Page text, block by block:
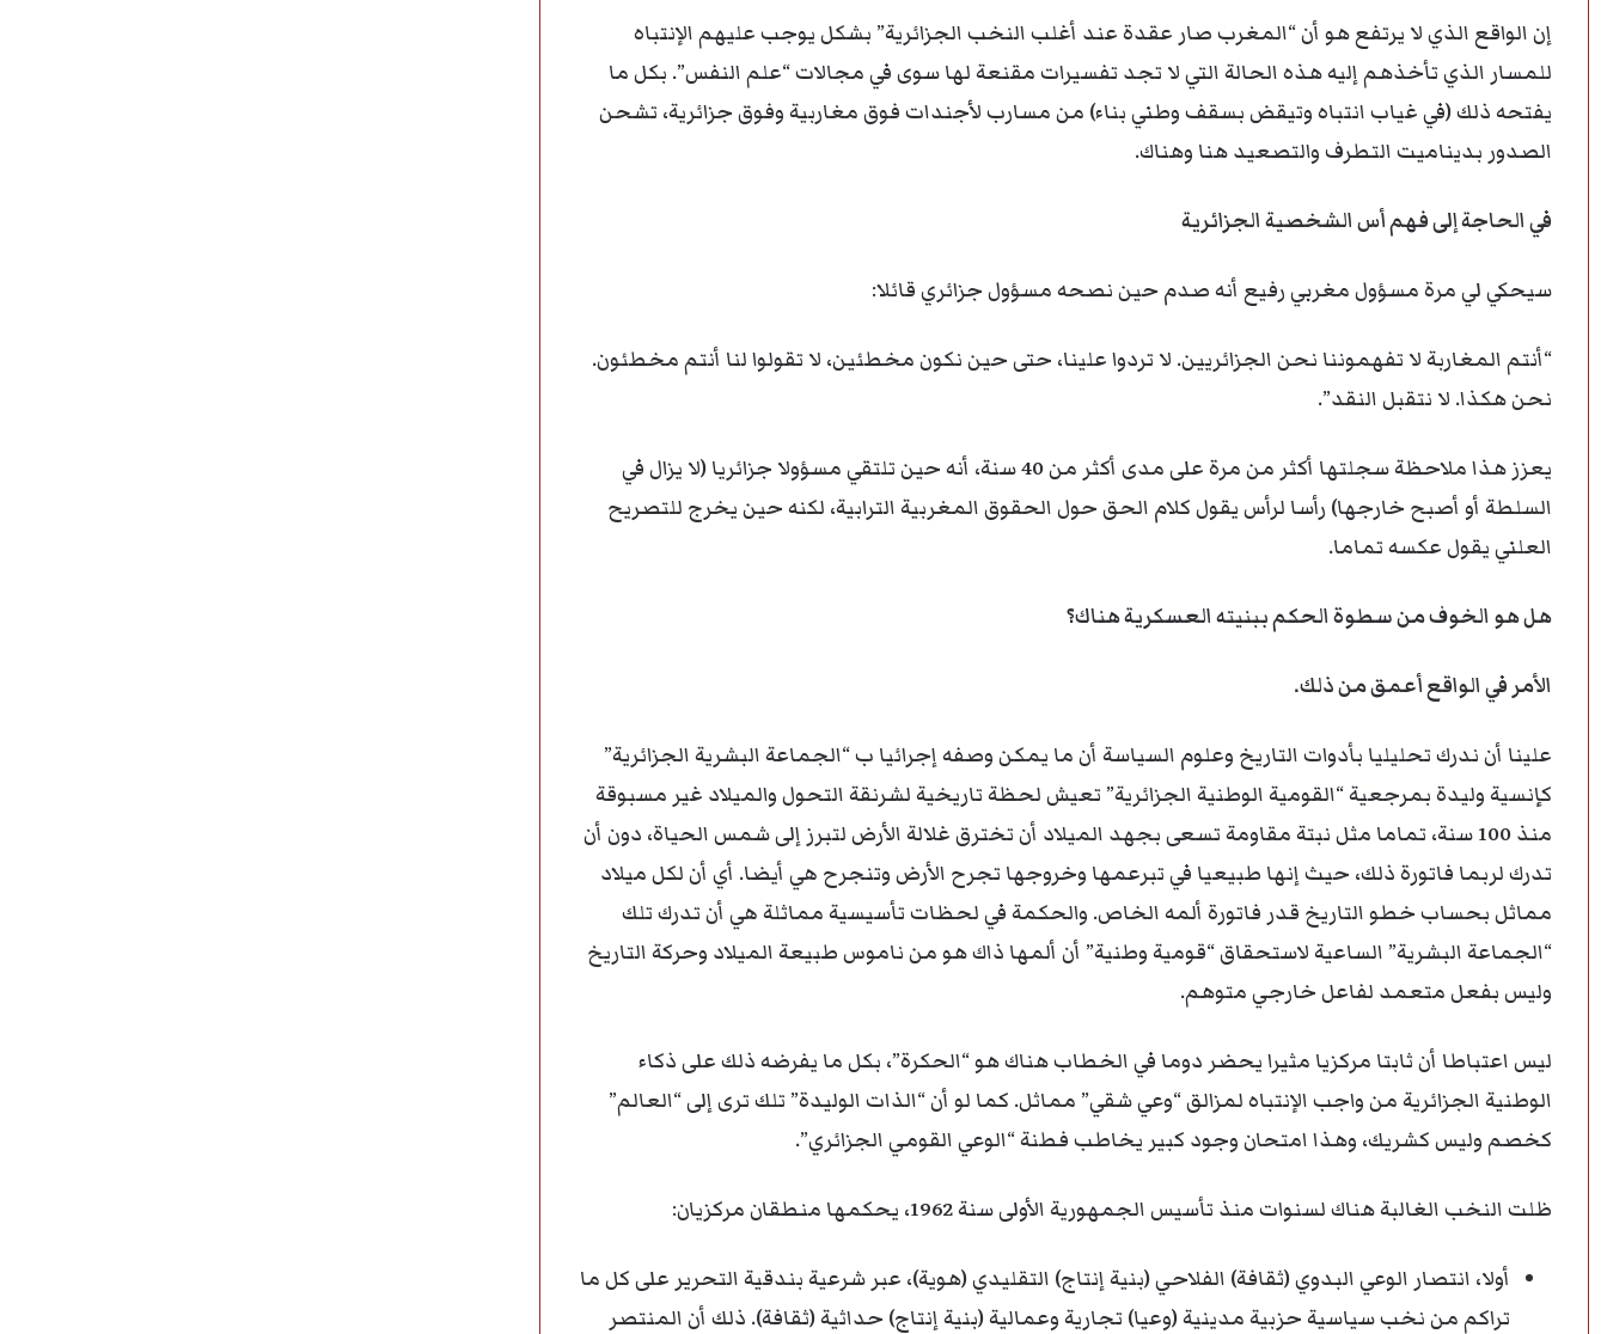
إن الواقع الذي لا يرتفع هو أن “المغرب صار عقدة عند أغلب النخب الجزائرية” بشكل يوجب عليهم الإنتباه
للمسار الذي تأخذهم إليه هذه الحالة التي لا تجد تفسيرات مقنعة لها سوى في مجالات “علم النفس”. بكل ما
يفتحه ذلك (في غياب انتباه وتيقض بسقف وطني بناء) من مسارب لأجندات فوق مغاربية وفوق جزائرية، تشحن
الصدور بديناميت التطرف والتصعيد هنا وهناك.
في الحاجة إلى فهم أس الشخصية الجزائرية
سيحكي لي مرة مسؤول مغربي رفيع أنه صدم حين نصحه مسؤول جزائري قائلا:
“أنتم المغاربة لا تفهموننا نحن الجزائريين. لا تردوا علينا، حتى حين نكون مخطئين، لا تقولوا لنا أنتم مخطئون.
نحن هكذا. لا نتقبل النقد”.
يعزز هذا ملاحظة سجلتها أكثر من مرة على مدى أكثر من 40 سنة، أنه حين تلتقي مسؤولا جزائريا (لا يزال في
السلطة أو أصبح خارجها) رأسا لرأس يقول كلام الحق حول الحقوق المغربية الترابية، لكنه حين يخرج للتصريح
العلني يقول عكسه تماما.
هل هو الخوف من سطوة الحكم ببنيته العسكرية هناك؟
الأمر في الواقع أعمق من ذلك.
علينا أن ندرك تحليليا بأدوات التاريخ وعلوم السياسة أن ما يمكن وصفه إجرائيا ب “الجماعة البشرية الجزائرية”
كإنسية وليدة بمرجعية “القومية الوطنية الجزائرية” تعيش لحظة تاريخية لشرنقة التحول والميلاد غير مسبوقة
منذ 100 سنة، تماما مثل نبتة مقاومة تسعى بجهد الميلاد أن تخترق غلالة الأرض لتبرز إلى شمس الحياة، دون أن
تدرك لربما فاتورة ذلك، حيث إنها طبيعيا في تبرعمها وخروجها تجرح الأرض وتنجرح هي أيضا. أي أن لكل ميلاد
مماثل بحساب خطو التاريخ قدر فاتورة ألمه الخاص. والحكمة في لحظات تأسيسية مماثلة هي أن تدرك تلك
“الجماعة البشرية” الساعية لاستحقاق “قومية وطنية” أن ألمها ذاك هو من ناموس طبيعة الميلاد وحركة التاريخ
وليس بفعل متعمد لفاعل خارجي متوهم.
ليس اعتباطا أن ثابتا مركزيا مثيرا يحضر دوما في الخطاب هناك هو “الحكرة”، بكل ما يفرضه ذلك على ذكاء
الوطنية الجزائرية من واجب الإنتباه لمزالق “وعي شقي” مماثل. كما لو أن “الذات الوليدة” تلك ترى إلى “العالم”
كخصم وليس كشريك، وهذا امتحان وجود كبير يخاطب فطنة “الوعي القومي الجزائري”.
ظلت النخب الغالبة هناك لسنوات منذ تأسيس الجمهورية الأولى سنة 1962، يحكمها منطقان مركزيان:
أولا، انتصار الوعي البدوي (ثقافة) الفلاحي (بنية إنتاج) التقليدي (هوية)، عبر شرعية بندقية التحرير على كل ما
تراكم من نخب سياسية حزبية مدينية (وعيا) تجارية وعمالية (بنية إنتاج) حداثية (ثقافة). ذلك أن المنتصر